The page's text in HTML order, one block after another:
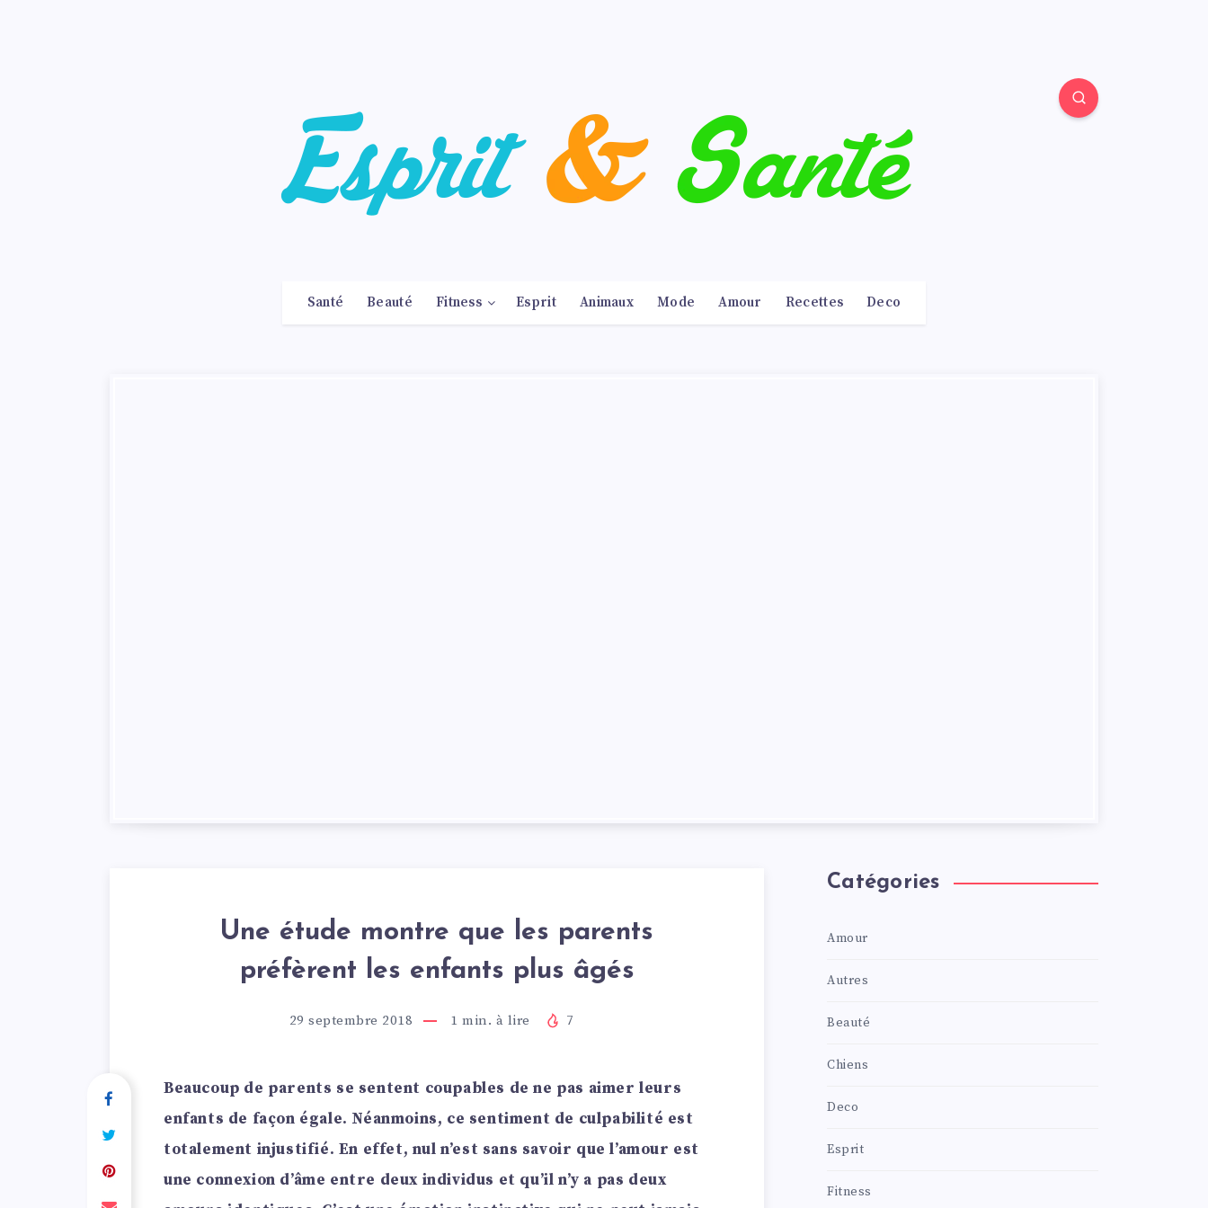
Santé Beauté Fitness Esprit Animaux Mode Amour Recettes Deco
Une étude montre que les parents
préfèrent les enfants plus âgés
29 septembre 2018 1 min. à lire 7
Beaucoup de parents se sentent coupables de ne pas aimer leurs
enfants de façon égale. Néanmoins, ce sentiment de culpabilité est
totalement injustifié. En effet, nul n’est sans savoir que l’amour est
une connexion d’âme entre deux individus et qu’il n’y a pas deux
Catégories
Amour
Autres
Beauté
Chiens
Deco
Esprit
Fitness